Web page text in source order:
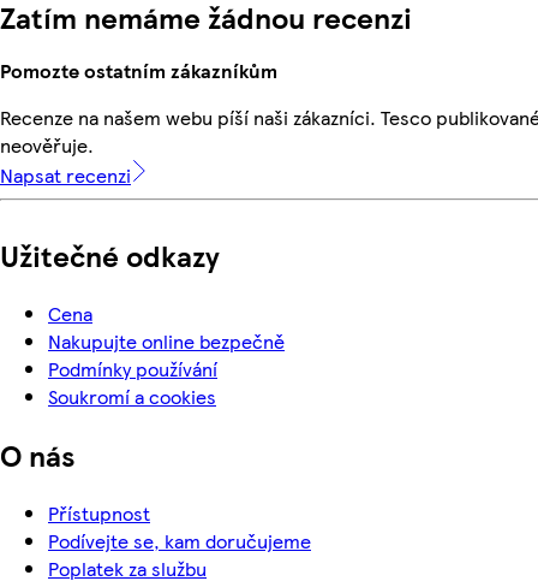
Zatím nemáme žádnou recenzi
Pomozte ostatním zákazníkům
Recenze na našem webu píší naši zákazníci. Tesco
neověřuje.
Napsat recenzi
Užitečné odkazy
Cena
Nakupujte online bezpečně
Podmínky používání
Soukromí a cookies
O nás
Přístupnost
Podívejte se, kam doručujeme
Poplatek za službu